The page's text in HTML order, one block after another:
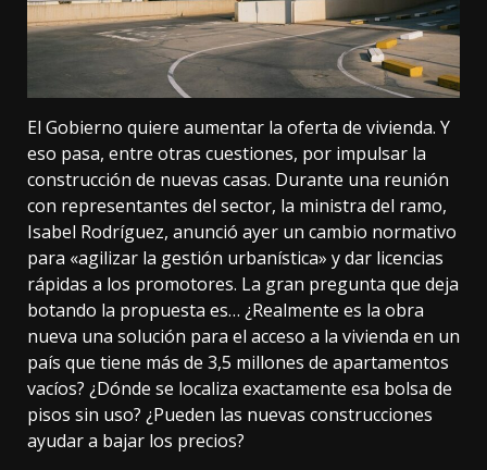
El Gobierno quiere aumentar la oferta de vivienda. Y
eso pasa, entre otras cuestiones, por impulsar la
construcción de nuevas casas. Durante una reunión
con representantes del sector, la ministra del ramo,
Isabel Rodríguez, anunció ayer un cambio normativo
para «agilizar la gestión urbanística» y dar licencias
rápidas a los promotores. La gran pregunta que deja
botando la propuesta es… ¿Realmente es la obra
nueva una solución para el acceso a la vivienda en un
país que tiene más de 3,5 millones de apartamentos
vacíos? ¿Dónde se localiza exactamente esa bolsa de
pisos sin uso? ¿Pueden las nuevas construcciones
ayudar a bajar los precios?